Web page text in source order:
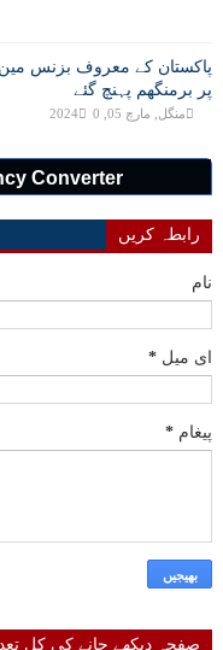
پاکستان کے معروف بزنس
پر برمنگھم پہنچ گئے
منگل, مارچ 05, 2024 0
Converter
رابطہ کریں
نام
ای میل *
پیغام *
صفحہ دیکھے جانے کی کل